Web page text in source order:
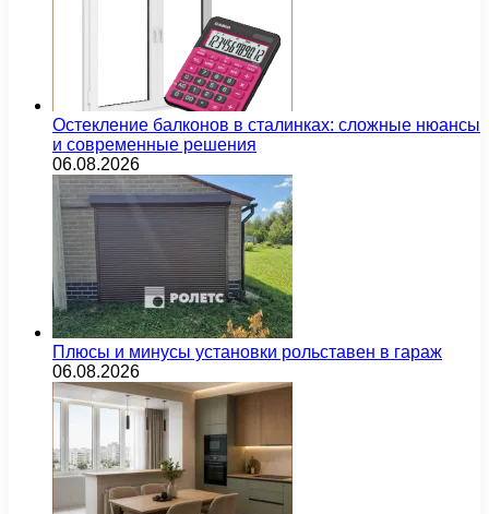
Остекление балконов в сталинках: сложные нюансы
и современные решения
06.08.2026
Плюсы и минусы установки рольставен в гараж
06.08.2026